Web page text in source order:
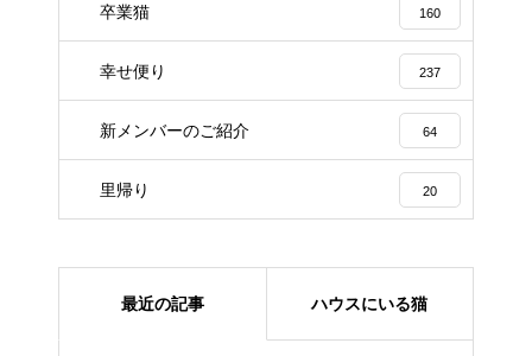
卒業猫 160
幸せ便り 237
新メンバーのご紹介 64
里帰り 20
最近の記事 ハウスにいる猫